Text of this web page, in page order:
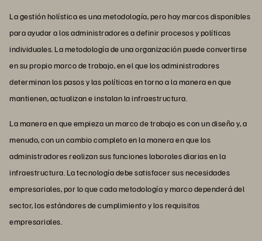
La gestión holística es una metodología, pero hay marcos disponibles
para ayudar a los administradores a definir procesos y políticas
individuales. La metodología de una organización puede convertirse
en su propio marco de trabajo, en el que los administradores
determinan los pasos y las políticas en torno a la manera en que
mantienen, actualizan e instalan la infraestructura.
La manera en que empieza un marco de trabajo es con un diseño y, a
menudo, con un cambio completo en la manera en que los
administradores realizan sus funciones laborales diarias en la
infraestructura. La tecnología debe satisfacer sus necesidades
empresariales, por lo que cada metodología y marco dependerá del
sector, los estándares de cumplimiento y los requisitos
empresariales.